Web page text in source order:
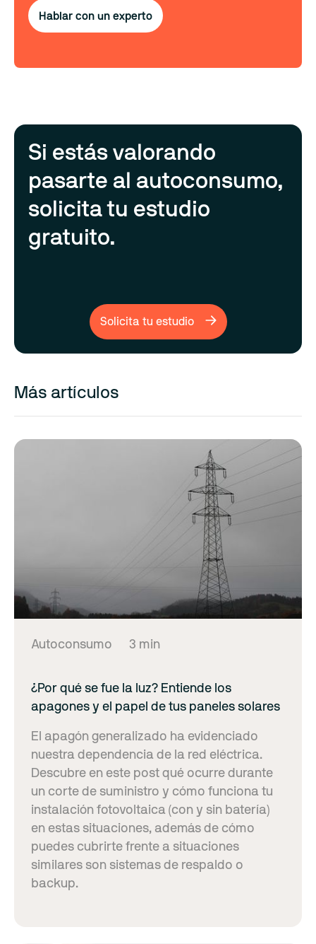
Hablar con un experto
Si estás valorando
pasarte al autoconsumo,
solicita tu estudio
gratuito.
Solicita tu estudio
Más artículos
Autoconsumo 3 min
¿Por qué se fue la luz? Entiende los
apagones y el papel de tus paneles solares
El apagón generalizado ha evidenciado
nuestra dependencia de la red eléctrica.
Descubre en este post qué ocurre durante
un corte de suministro y cómo funciona tu
instalación fotovoltaica (con y sin batería)
en estas situaciones, además de cómo
puedes cubrirte frente a situaciones
similares son sistemas de respaldo o
backup.